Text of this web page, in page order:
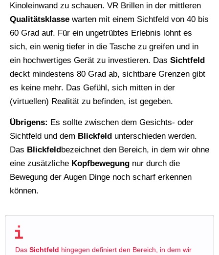
Kinoleinwand zu schauen. VR Brillen in der mittleren
Qualitätsklasse warten mit einem Sichtfeld von 40 bis
60 Grad auf. Für ein ungetrübtes Erlebnis lohnt es
sich, ein wenig tiefer in die Tasche zu greifen und in
ein hochwertiges Gerät zu investieren. Das Sichtfeld
deckt mindestens 80 Grad ab, sichtbare Grenzen gibt
es keine mehr. Das Gefühl, sich mitten in der
(virtuellen) Realität zu befinden, ist gegeben.
Übrigens: Es sollte zwischen dem Gesichts- oder
Sichtfeld und dem Blickfeld unterschieden werden.
Das Blickfeldbezeichnet den Bereich, in dem wir ohne
eine zusätzliche Kopfbewegung nur durch die
Bewegung der Augen Dinge noch scharf erkennen
können.
Das Sichtfeld hingegen definiert den Bereich, in dem wir